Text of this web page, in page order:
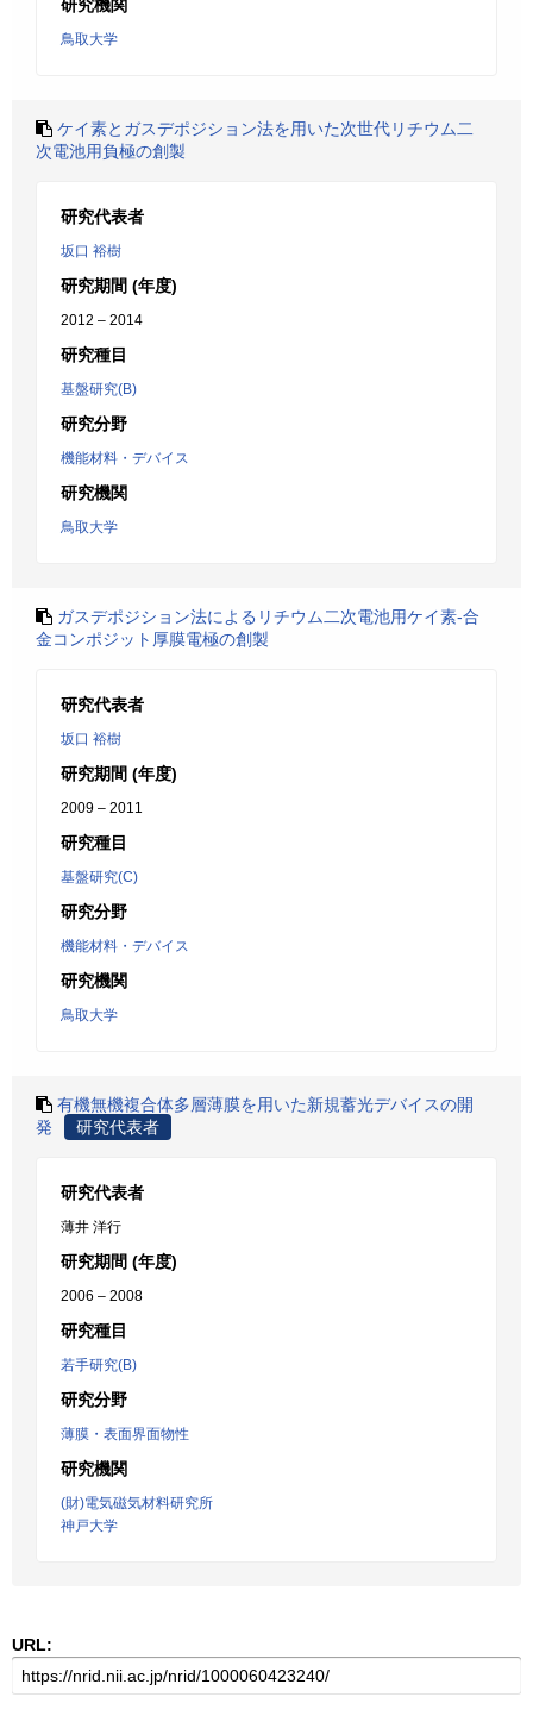
研究機関
鳥取大学
ケイ素とガスデポジション法を用いた次世代リチウム二
次電池用負極の創製
研究代表者
坂口 裕樹
研究期間 (年度)
2012 – 2014
研究種目
基盤研究(B)
研究分野
機能材料・デバイス
研究機関
鳥取大学
ガスデポジション法によるリチウム二次電池用ケイ素-合
金コンポジット厚膜電極の創製
研究代表者
坂口 裕樹
研究期間 (年度)
2009 – 2011
研究種目
基盤研究(C)
研究分野
機能材料・デバイス
研究機関
鳥取大学
有機無機複合体多層薄膜を用いた新規蓄光デバイスの開
発
研究代表者
研究代表者
薄井 洋行
研究期間 (年度)
2006 – 2008
研究種目
若手研究(B)
研究分野
薄膜・表面界面物性
研究機関
(財)電気磁気材料研究所
神戸大学
URL: